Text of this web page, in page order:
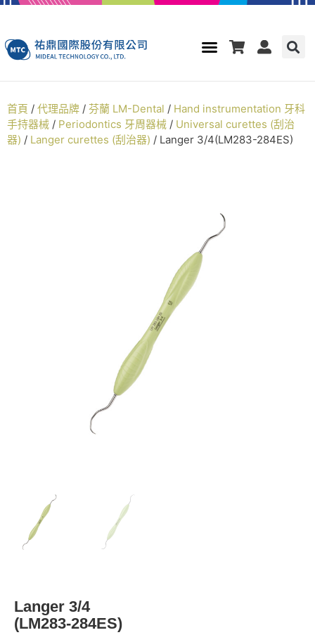
首頁 / 代理品牌 / 芬蘭 LM-Dental / Hand instrumentation 牙科
手持器械 / Periodontics 牙周器械 / Universal curettes (刮治
器) / Langer curettes (刮治器) / Langer 3/4(LM283-284ES)
Langer 3/4
(LM283-284ES)